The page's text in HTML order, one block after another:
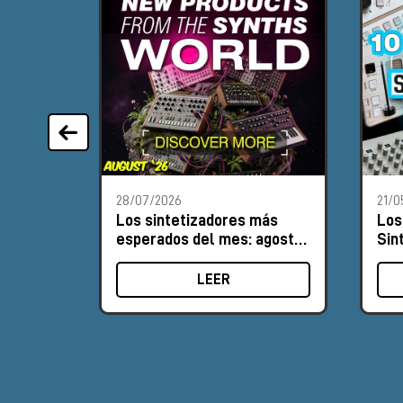
28/07/2026
Los sintetizadores más
esperados del mes: agosto
de 2026
LEER
21/
de